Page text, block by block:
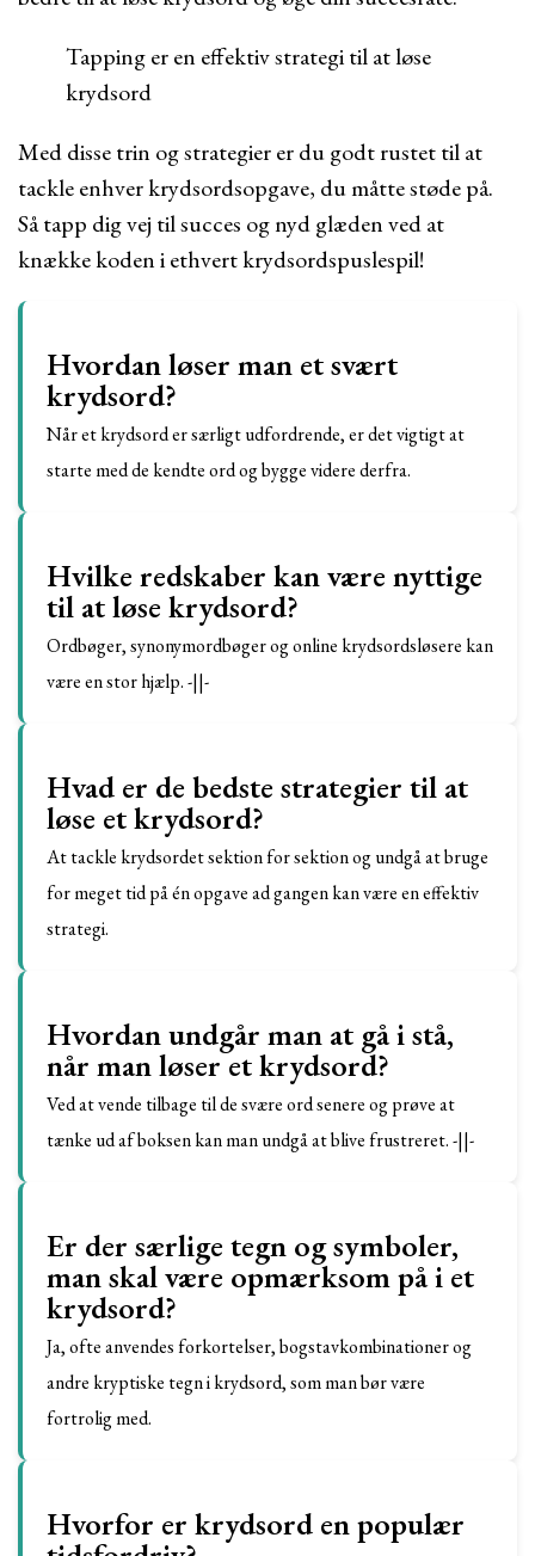
Tapping er en effektiv strategi til at løse
krydsord
Med disse trin og strategier er du godt rustet til at
tackle enhver krydsordsopgave, du måtte støde på.
Så tapp dig vej til succes og nyd glæden ved at
knække koden i ethvert krydsordspuslespil!
Hvordan løser man et svært
krydsord?
Når et krydsord er særligt udfordrende, er det vigtigt at
starte med de kendte ord og bygge videre derfra.
Hvilke redskaber kan være nyttige
til at løse krydsord?
Ordbøger, synonymordbøger og online krydsordsløsere kan
være en stor hjælp. -||-
Hvad er de bedste strategier til at
løse et krydsord?
At tackle krydsordet sektion for sektion og undgå at bruge
for meget tid på én opgave ad gangen kan være en effektiv
strategi.
Hvordan undgår man at gå i stå,
når man løser et krydsord?
Ved at vende tilbage til de svære ord senere og prøve at
tænke ud af boksen kan man undgå at blive frustreret. -||-
Er der særlige tegn og symboler,
man skal være opmærksom på i et
krydsord?
Ja, ofte anvendes forkortelser, bogstavkombinationer og
andre kryptiske tegn i krydsord, som man bør være
fortrolig med.
Hvorfor er krydsord en populær